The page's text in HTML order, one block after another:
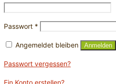
Passwort *
Angemeldet bleiben Anmelden
Passwort vergessen?
Ein Konto erstellen?